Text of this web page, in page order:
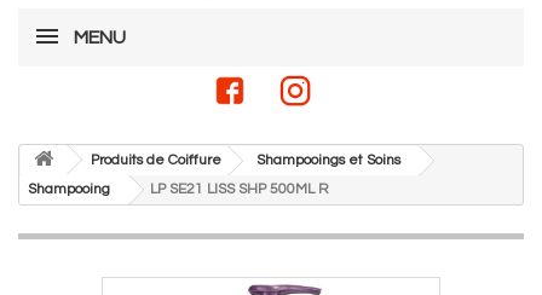
MENU
Produits de Coiffure
Shampooings et Soins
Shampooing
LP SE21 LISS SHP 500ML R